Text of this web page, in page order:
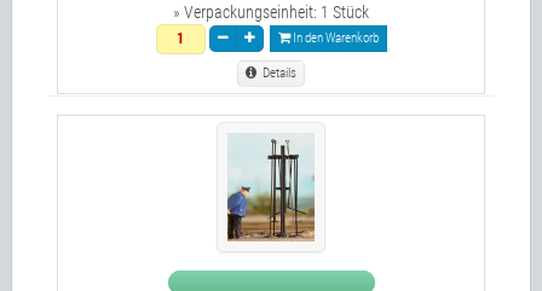
» Verpackungseinheit: 1 Stück
In den Warenkorb
Details